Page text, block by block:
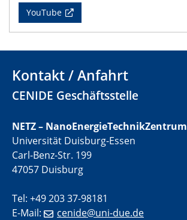
CENIDE Mitgliederversammlung
Physikalisches Kolloquium
29.05.2024
Physikalisches Kolloquium
04.06.2024
SFB 1242 Kolloquium
05.06.2024
GDCh Kolloquium
Antrittsvorlesung
YouTube
Kontakt / Anfahrt
CENIDE Geschäftsstelle
NETZ – NanoEnergieTechnikZentrum
Universität Duisburg-Essen
Carl-Benz-Str. 199
47057 Duisburg
Tel: +49 203 37-98181
E-Mail:
cenide@uni-due.de